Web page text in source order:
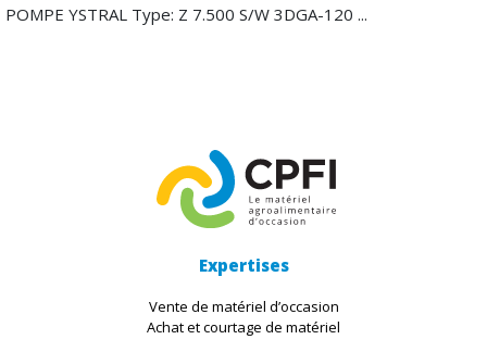
POMPE YSTRAL Type: Z 7.500 S/W 3DGA-120 ...
Expertises
Vente de matériel d’occasion
Achat et courtage de matériel